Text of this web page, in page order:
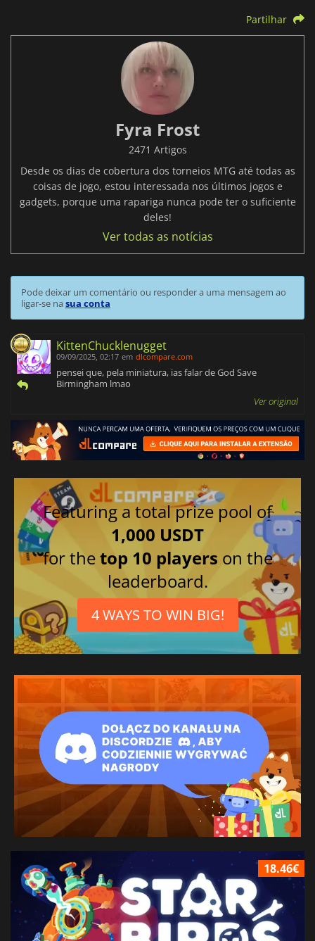
Partilhar
Fyra Frost
2471 Artigos
Desde os dias de cobertura dos torneios MTG até todas as
coisas de jogo, estou interessada nos últimos jogos e
gadgets, porque uma rapariga nunca pode ter o suficiente
deles!
Ver todas as notícias
Pode deixar um comentário ou responder a uma mensagem ao
ligar-se nasua conta
KittenChucklenugget
09/09/2025, 02:17 em dlcompare.com
pensei que, pela miniatura, ias falar de God Save
Birmingham lmao
Ver original
Featuring a total prize pool of
1,000 USDT
for thetop 10 players on the
leaderboard.
4 WAYS TO WIN BIG!
18.46€